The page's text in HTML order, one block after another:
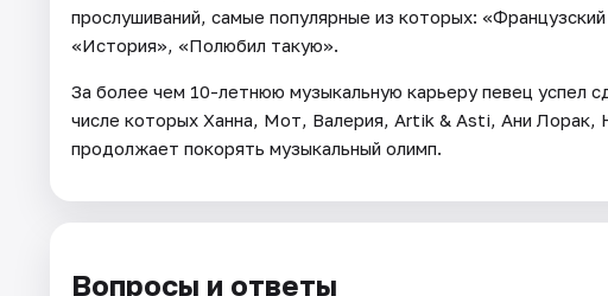
прослушиваний, самые популярные из которых:
«История», «Полюбил такую».
За более чем 10-летнюю музыкальную карьеру певец успел
числе которых Ханна, Мот, Валерия, Artik & Asti, Ани Лорак,
продолжает покорять музыкальный олимп.
Вопросы и ответы